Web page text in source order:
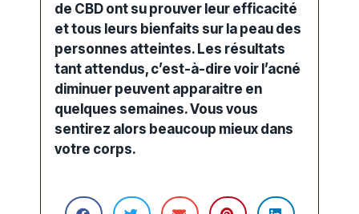
de CBD ont su prouver leur efficacité
et tous leurs bienfaits sur la peau des
personnes atteintes. Les résultats
tant attendus, c’est-à-dire voir l’acné
diminuer peuvent apparaitre en
quelques semaines. Vous vous
sentirez alors beaucoup mieux dans
votre corps.